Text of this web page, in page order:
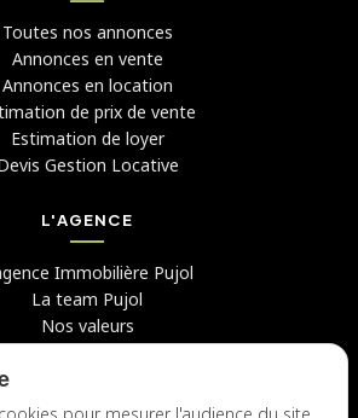
Toutes nos annonces
Annonces en vente
Annonces en location
de prix de vente
Estimation de loyer
Gestion Locative
L'AGENCE
Immobilière Pujol
La team Pujol
Nos valeurs
Avis clients
Candidater chez nous